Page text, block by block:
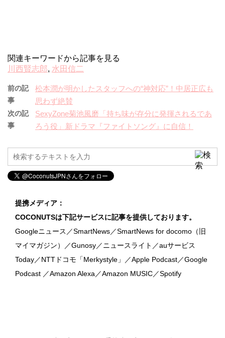
関連キーワードから記事を見る
川西賢志郎, 水田信二
前の記
事
松本潤が明かしたスタッフへの“神対応”！中居正広も
思わず絶賛
次の記
事
SexyZone菊池風磨「持ち味が存分に発揮されるであ
ろう役」新ドラマ『ファイトソング』に自信！
提携メディア：
COCONUTSは下記サービスに記事を提供しております。
Googleニュース／SmartNews／SmartNews for docomo（旧
マイマガジン）／Gunosy／ニュースライト／auサービス
Today／NTTドコモ「Merkystyle」／Apple Podcast／Google
Podcast ／Amazon Alexa／Amazon MUSIC／Spotify